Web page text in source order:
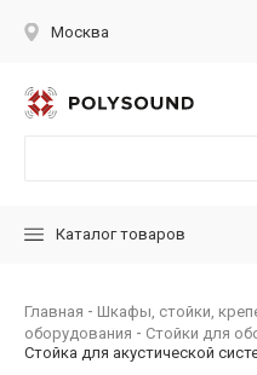
Москва
Каталог товаров
Главная
Шкафы, стойки,
оборудования
Стойки для
Стойка для акустической